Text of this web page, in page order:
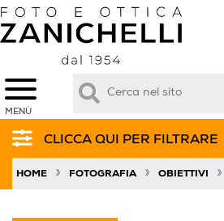
MENÙ
CLICCA QUI PER FILTRARE
HOME » FOTOGRAFIA » OBIETTIVI »